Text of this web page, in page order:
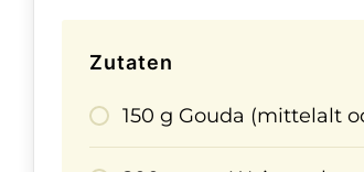
Zutaten
150 g Gouda (mittelalt